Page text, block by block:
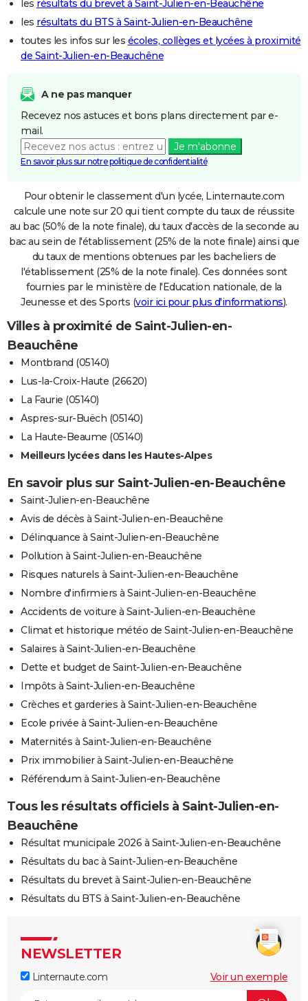
les résultats du brevet à Saint-Julien-en-Beauchêne
les résultats du BTS à Saint-Julien-en-Beauchêne
toutes les infos sur les écoles, collèges et lycées à proximité
de Saint-Julien-en-Beauchêne
A ne pas manquer
Recevez nos astuces et bons plans directement par e-
mail.
Je m'abonne
En savoir plus sur notre politique de confidentialité
Pour obtenir le classement d'un lycée, Linternaute.com
calcule une note sur 20 qui tient compte du taux de réussite
au bac (50% de la note finale), du taux d'accès de la seconde au
bac au sein de l'établissement (25% de la note finale) ainsi que
du taux de mentions obtenues par les bacheliers de
l'établissement (25% de la note finale). Ces données sont
fournies par le ministère de l'Education nationale, de la
Jeunesse et des Sports (voir ici pour plus d'informations).
Villes à proximité de Saint-Julien-en-
Beauchêne
Montbrand (05140)
Lus-la-Croix-Haute (26620)
La Faurie (05140)
Aspres-sur-Buëch (05140)
La Haute-Beaume (05140)
Meilleurs lycées dans les Hautes-Alpes
En savoir plus sur Saint-Julien-en-Beauchêne
Saint-Julien-en-Beauchêne
Avis de décès à Saint-Julien-en-Beauchêne
Délinquance à Saint-Julien-en-Beauchêne
Pollution à Saint-Julien-en-Beauchêne
Risques naturels à Saint-Julien-en-Beauchêne
Nombre d'infirmiers à Saint-Julien-en-Beauchêne
Accidents de voiture à Saint-Julien-en-Beauchêne
Climat et historique météo de Saint-Julien-en-Beauchêne
Salaires à Saint-Julien-en-Beauchêne
Dette et budget de Saint-Julien-en-Beauchêne
Impôts à Saint-Julien-en-Beauchêne
Crèches et garderies à Saint-Julien-en-Beauchêne
Ecole privée à Saint-Julien-en-Beauchêne
Maternités à Saint-Julien-en-Beauchêne
Prix immobilier à Saint-Julien-en-Beauchêne
Référendum à Saint-Julien-en-Beauchêne
Tous les résultats officiels à Saint-Julien-en-
Beauchêne
Résultat municipale 2026 à Saint-Julien-en-Beauchêne
Résultats du bac à Saint-Julien-en-Beauchêne
Résultats du brevet à Saint-Julien-en-Beauchêne
Résultats du BTS à Saint-Julien-en-Beauchêne
NEWSLETTER
Linternaute.com Voir un exemple